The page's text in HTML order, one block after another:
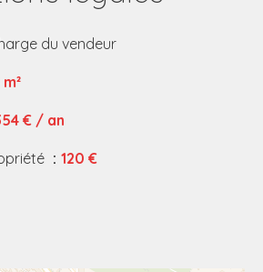
du vendeur
m²
€ / an
120 €